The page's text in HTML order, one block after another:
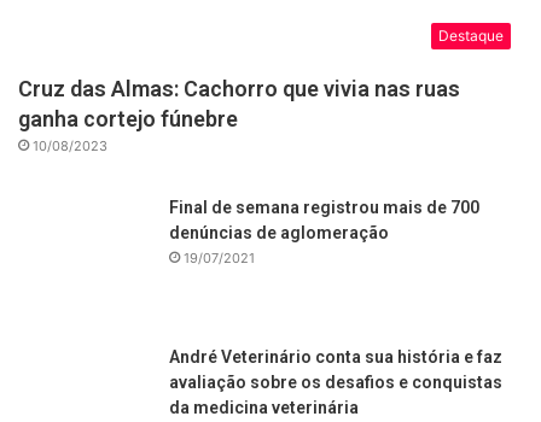
Destaque
Cruz das Almas: Cachorro que vivia nas ruas
ganha cortejo fúnebre
10/08/2023
Final de semana registrou mais de 700
denúncias de aglomeração
19/07/2021
André Veterinário conta sua história e faz
avaliação sobre os desafios e conquistas
da medicina veterinária